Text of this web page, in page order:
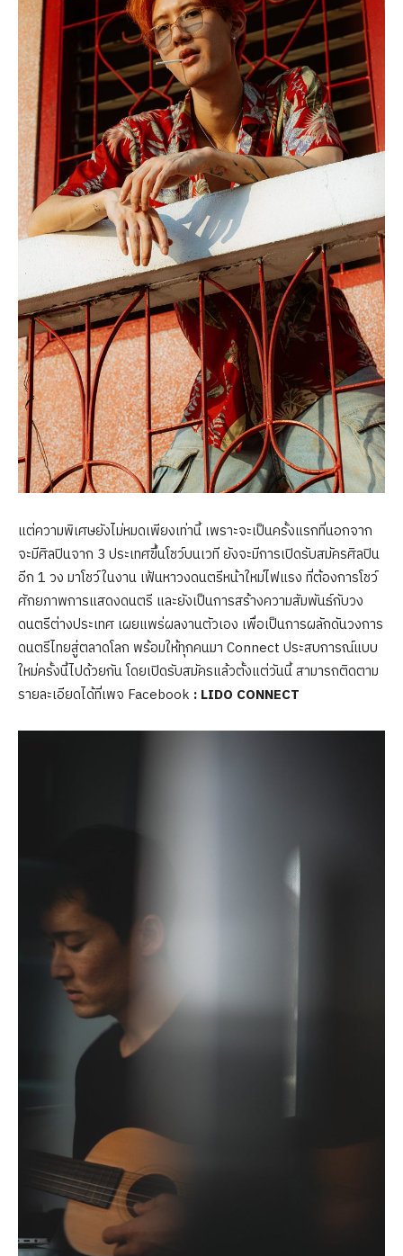
แต่ความพิเศษยังไม่หมดเพียงเท่านี้ เพราะจะเป็นครั้งแรกที่นอกจาก
จะมีศิลปินจาก 3 ประเทศขึ้นโชว์บนเวที ยังจะมีการเปิดรับสมัครศิลปิน
อีก 1 วง มาโชว์ในงาน เฟ้นหาวงดนตรีหน้าใหม่ไฟแรง ที่ต้องการโชว์
ศักยภาพการแสดงดนตรี และยังเป็นการสร้างความสัมพันธ์กับวง
ดนตรีต่างประเทศ เผยแพร่ผลงานตัวเอง เพื่อเป็นการผลักดันวงการ
ดนตรีไทยสู่ตลาดโลก พร้อมให้ทุกคนมา Connect ประสบการณ์แบบ
ใหม่ครั้งนี้ไปด้วยกัน โดยเปิดรับสมัครแล้วตั้งแต่วันนี้ สามารถติดตาม
รายละเอียดได้ที่เพจ Facebook : LIDO CONNECT